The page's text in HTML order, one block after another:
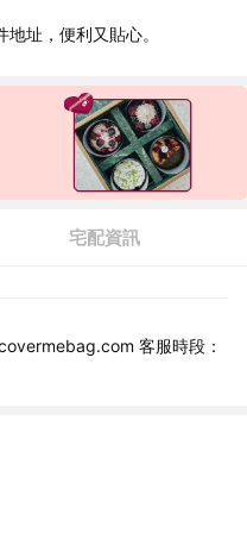
址，便利又貼心。
宅配資訊
客服時段：